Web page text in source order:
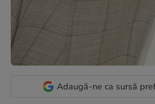
Adaugă-ne ca sursă